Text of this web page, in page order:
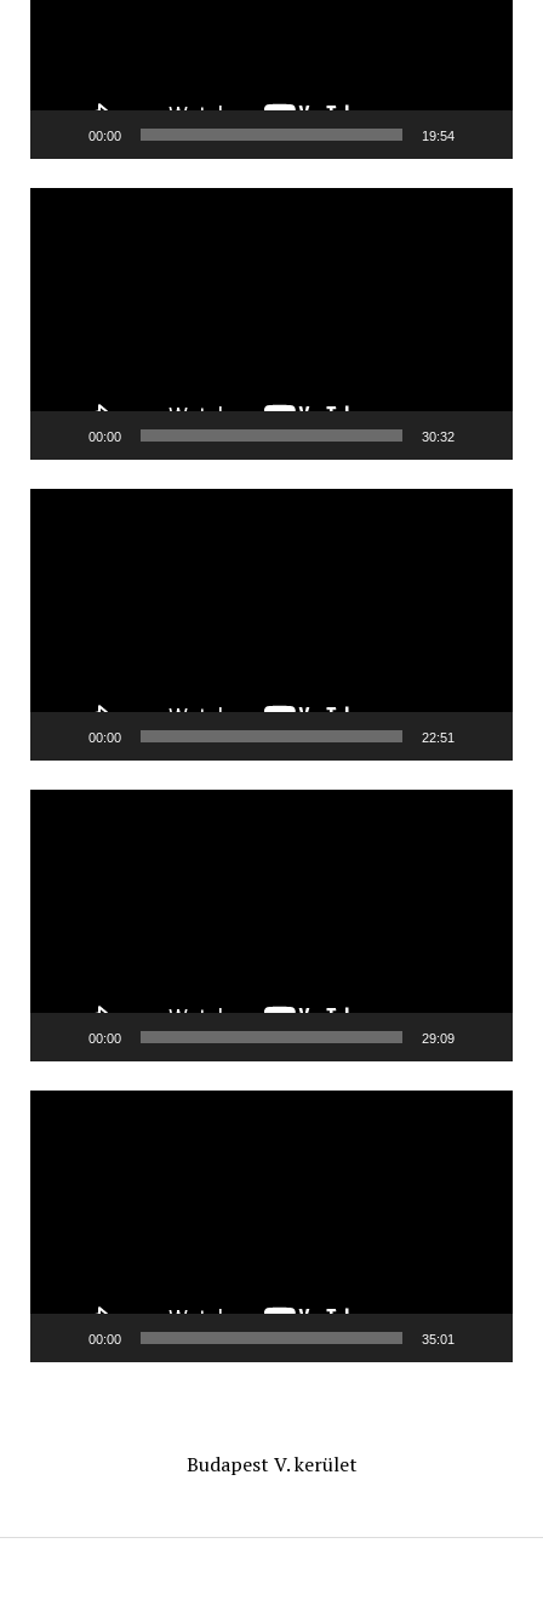
00:00 19:54
00:00 30:32
00:00 22:51
00:00 29:09
00:00 35:01
Budapest V. kerület